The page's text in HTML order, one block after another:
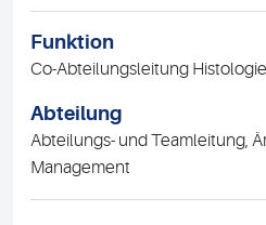
Funktion
Co-Abteilungsleitung Histologie
Abteilung
Abteilungs- und Teamleitung,
Management